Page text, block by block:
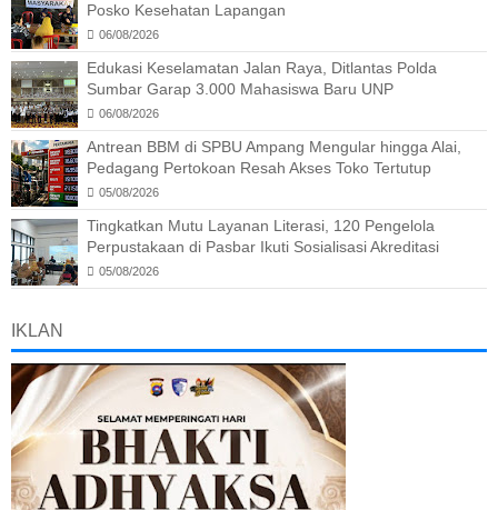
Posko Kesehatan Lapangan
06/08/2026
Edukasi Keselamatan Jalan Raya, Ditlantas Polda
Sumbar Garap 3.000 Mahasiswa Baru UNP
06/08/2026
Antrean BBM di SPBU Ampang Mengular hingga Alai,
Pedagang Pertokoan Resah Akses Toko Tertutup
05/08/2026
Tingkatkan Mutu Layanan Literasi, 120 Pengelola
Perpustakaan di Pasbar Ikuti Sosialisasi Akreditasi
05/08/2026
IKLAN